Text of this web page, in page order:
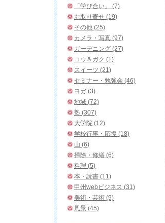
「学び合い」 (7)
お取り寄せ (19)
その他 (25)
カメラ・写真 (97)
ガーデニング (27)
コウ＆ガク (1)
スイーツ (21)
セミナー・勉強会 (46)
ヨガ (3)
地域 (72)
塾 (307)
大学院 (12)
学校行事・応援 (18)
山 (6)
掃除・修繕 (6)
料理 (5)
本・読書 (11)
甲州webビジネス (31)
美術・芸術 (9)
風景 (45)